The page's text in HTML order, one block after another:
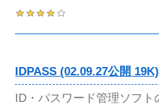
IDPASS (02.09.27公開 19K)
ID・パスワード管理ソフト